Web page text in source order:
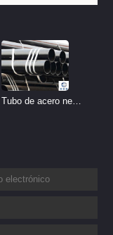
Tubo de acero negro